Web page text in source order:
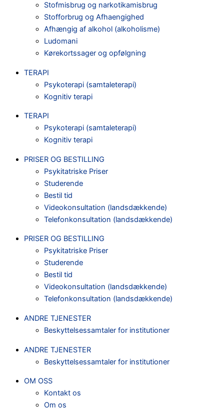
Stofmisbrug og narkotikamisbrug
Stofforbrug og Afhaengighed
Afhængig af alkohol (alkoholisme)
Ludomani
Kørekortssager og opfølgning
TERAPI
Psykoterapi (samtaleterapi)
Kognitiv terapi
TERAPI
Psykoterapi (samtaleterapi)
Kognitiv terapi
PRISER OG BESTILLING
Psykitatriske Priser
Studerende
Bestil tid
Videokonsultation (landsdækkende)
Telefonkonsultation (landsdækkende)
PRISER OG BESTILLING
Psykitatriske Priser
Studerende
Bestil tid
Videokonsultation (landsdækkende)
Telefonkonsultation (landsdækkende)
ANDRE TJENESTER
Beskyttelsessamtaler for institutioner
ANDRE TJENESTER
Beskyttelsessamtaler for institutioner
OM OSS
Kontakt os
Om os